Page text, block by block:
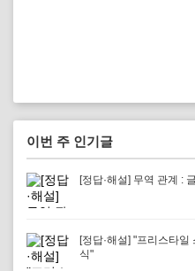
이번 주 인기글
[정답·해설] 무역 관계 :
[정답·해설] "프리스타
식"